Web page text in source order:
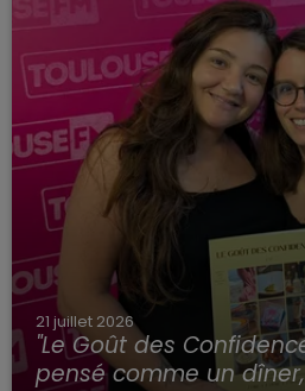
21 juillet 2026
"Le Goût des
pensé comme un